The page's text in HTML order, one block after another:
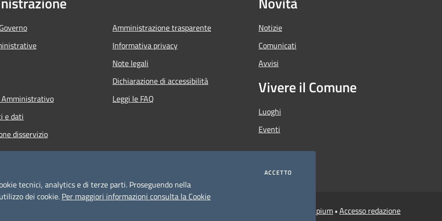
Amministrativo
e dati
disservizio
Amministrazione trasparente
Informativa privacy
Note legali
Dichiarazione di accessibilità
Leggi le FAQ
Notizie
Comunicati
Avvisi
Vivere il Comune
Luoghi
Eventi
Municipium•Accesso redazione
tecnici, analytics e di terze parti. Proseguendo nella
dei cookie. Per maggiori informazioni consulta la Cookie
ACCETTO